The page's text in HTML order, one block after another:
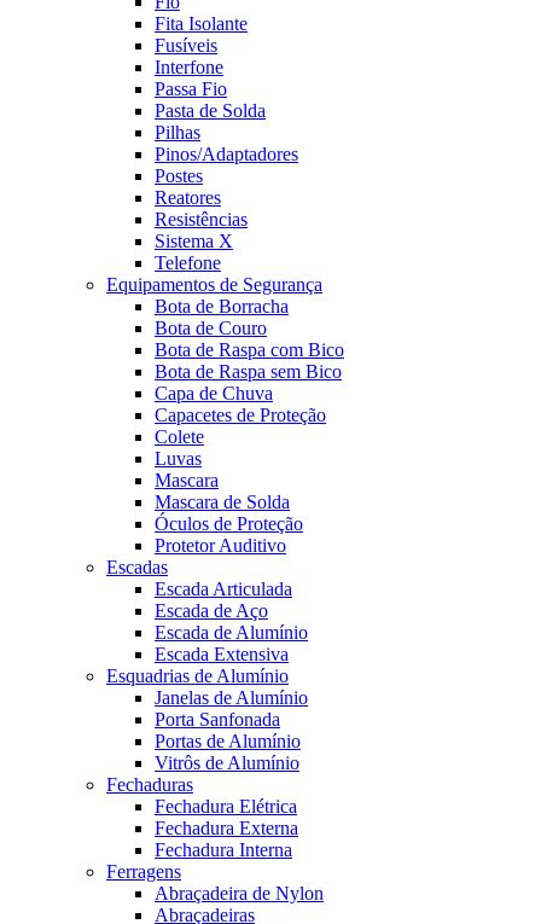
Fita Isolante
Fusíveis
Interfone
Passa Fio
Pasta de Solda
Pilhas
Pinos/Adaptadores
Postes
Reatores
Resistências
Sistema X
Telefone
Equipamentos de Segurança
Bota de Borracha
Bota de Couro
Bota de Raspa com Bico
Bota de Raspa sem Bico
Capa de Chuva
Capacetes de Proteção
Colete
Luvas
Mascara
Mascara de Solda
Óculos de Proteção
Protetor Auditivo
Escadas
Escada Articulada
Escada de Aço
Escada de Alumínio
Escada Extensiva
Esquadrias de Alumínio
Janelas de Alumínio
Porta Sanfonada
Portas de Alumínio
Vitrôs de Alumínio
Fechaduras
Fechadura Elétrica
Fechadura Externa
Fechadura Interna
Ferragens
Abraçadeira de Nylon
Abraçadeiras